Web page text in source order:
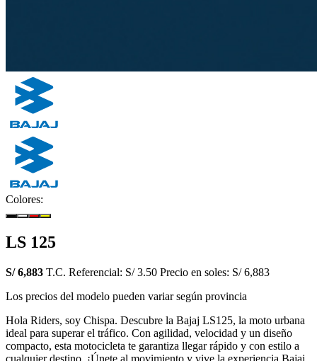
Colores:
LS 125
S/ 6,883 T.C. Referencial: S/ 3.50 Precio en soles: S/ 6,883
Los precios del modelo pueden variar según provincia
Hola Riders, soy Chispa. Descubre la Bajaj LS125, la moto urbana
ideal para superar el tráfico. Con agilidad, velocidad y un diseño
compacto, esta motocicleta te garantiza llegar rápido y con estilo a
cualquier destino. ¡Únete al movimiento y vive la experiencia Bajaj